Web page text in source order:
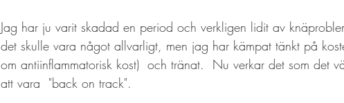
Jag har ju varit skadad en period och verkligen lidit av
det skulle vara något allvarligt, men jag har kämpat tänkt på
om antiinflammatorisk kost)  och tränat.  Nu verkar det som det
att vara  "back on track".